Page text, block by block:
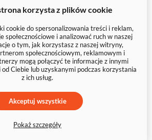
abstrakcję
korzysta z plików cookie
cookie do spersonalizowania treści i reklam,
społecznościowe i analizować ruch w naszej
o tym, jak korzystasz z naszej witryny,
społecznościowym, reklamowym i
mogą połączyć te informacje z innymi
Ciebie lub uzyskanymi podczas korzystania
z ich usług.
Akceptuj wszystkie
Pokaż szczegóły